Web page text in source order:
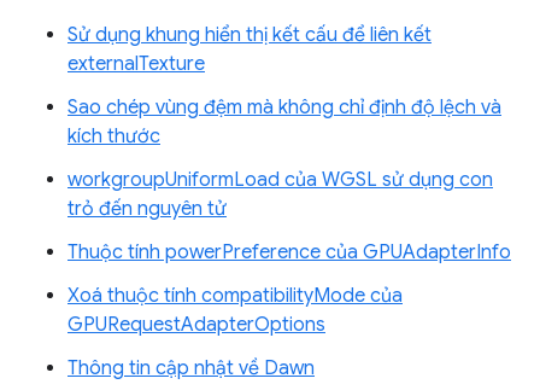
Sử dụng khung hiển thị kết cấu để liên kết
externalTexture
Sao chép vùng đệm mà không chỉ định độ lệch và
kích thước
workgroupUniformLoad của WGSL sử dụng con
trỏ đến nguyên tử
Thuộc tính powerPreference của GPUAdapterInfo
Xoá thuộc tính compatibilityMode của
GPURequestAdapterOptions
Thông tin cập nhật về Dawn